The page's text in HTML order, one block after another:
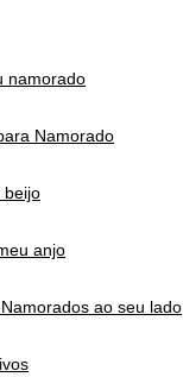
namorado
Namorado
beijo
anjo
ao seu lado